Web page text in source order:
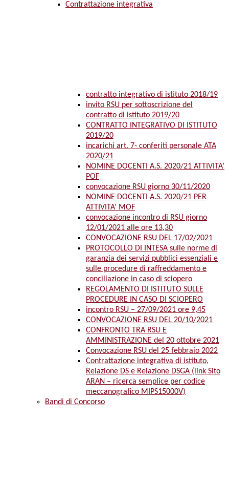
Contrattazione integrativa
contratto integrativo di istituto 2018/19
invito RSU per sottoscrizione del
contratto di istituto 2019/20
CONTRATTO INTEGRATIVO DI ISTITUTO
2019/20
incarichi art. 7- conferiti personale ATA
2020/21
NOMINE DOCENTI A.S. 2020/21 ATTIVITA’
POF
convocazione RSU giorno 30/11/2020
NOMINE DOCENTI A.S. 2020/21 PER
ATTIVITA’ MOF
convocazione incontro di RSU giorno
12/01/2021 alle ore 13,30
CONVOCAZIONE RSU DEL 17/02/2021
PROTOCOLLO DI INTESA sulle norme di
garanzia dei servizi pubblici essenziali e
sulle procedure di raffreddamento e
conciliazione in caso di sciopero
REGOLAMENTO DI ISTITUTO SULLE
PROCEDURE IN CASO DI SCIOPERO
incontro RSU – 27/09/2021 ore 9,45
CONVOCAZIONE RSU DEL 20/10/2021
CONFRONTO TRA RSU E
AMMINISTRAZIONE del 20 ottobre 2021
Convocazione RSU del 25 febbraio 2022
Contrattazione integrativa di istituto,
Relazione DS e Relazione DSGA (link Sito
ARAN – ricerca semplice per codice
meccanografico MIPS15000V)
Bandi di Concorso